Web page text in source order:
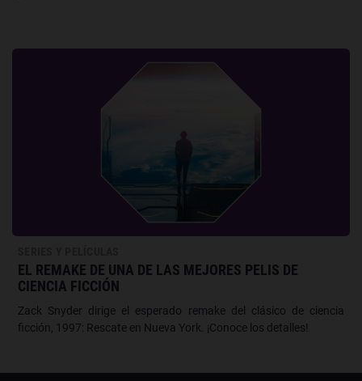
EL REMAKE DE UNA DE LAS MEJORES PELIS DE
CIENCIA FICCIÓN
Zack Snyder dirige el esperado remake del clásico de ciencia
ficción, 1997: Rescate en Nueva York. ¡Conoce los detalles!